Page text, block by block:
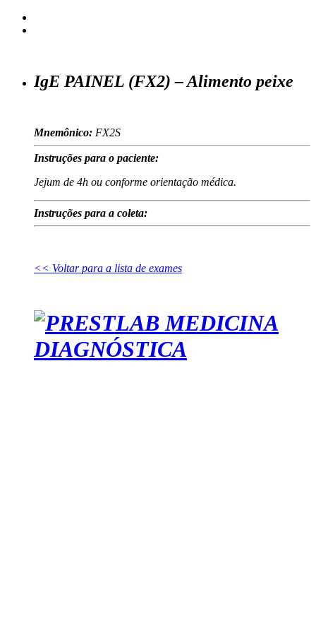
IgE PAINEL (FX2) – Alimento peixe
Mnemônico: FX2S
Instruções para o paciente:
Jejum de 4h ou conforme orientação médica.
Instruções para a coleta:
<< Voltar para a lista de exames